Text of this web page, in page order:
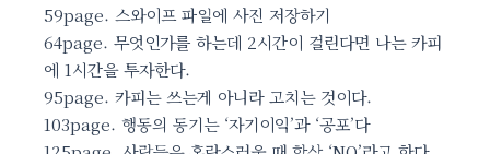
59page. 스와이프 파일에 사진 저장하기
64page. 무엇인가를 하는데 2시간이 걸린다면 나는 카피
에 1시간을 투자한다.
95page. 카피는 쓰는게 아니라 고치는 것이다.
103page. 행동의 동기는 ‘자기이익’과 ‘공포’다